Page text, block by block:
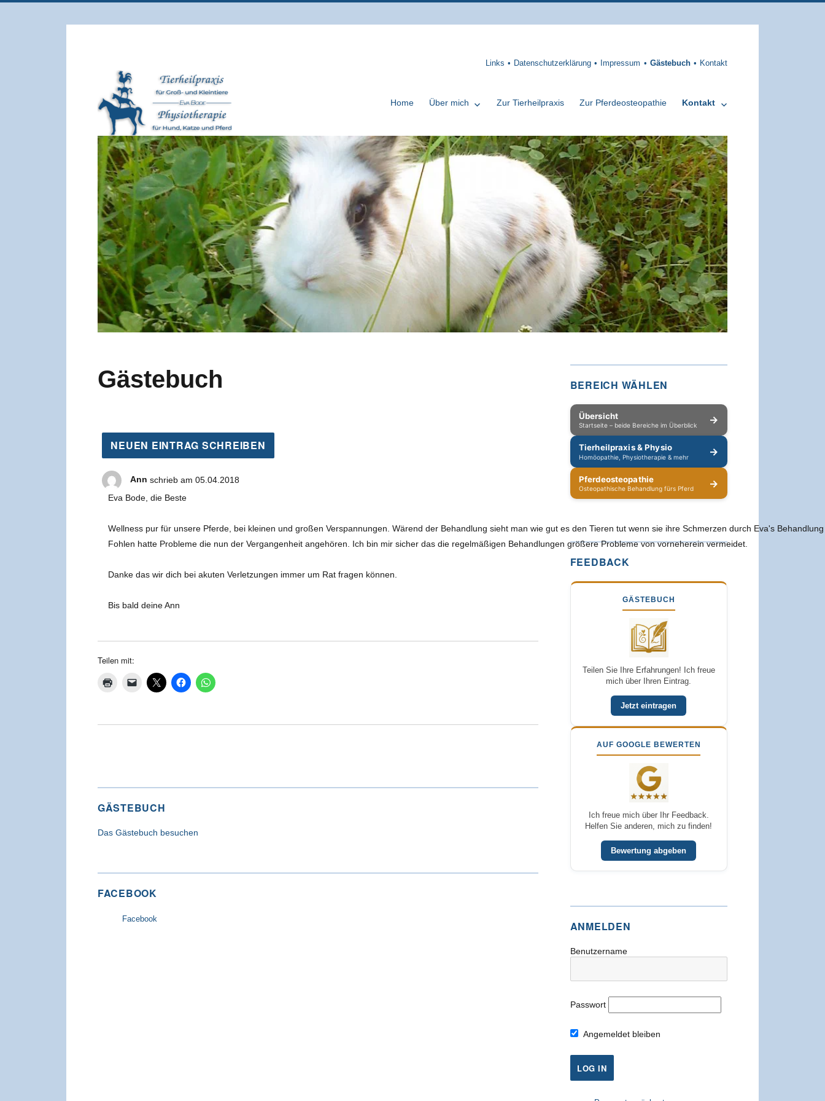
Kontakt
Gästebuch
Impressum
Datenschutzerklärung
Links
Tierheilpraxis
für Groß und Kleintiere
Home Über mich Zur Tierheilpraxis Zur Pferdeosteopathie Kontakt
Gästebuch
Annschrieb am 05.04.2018
Eva Bode, die Beste
Wellness pur für unsere Pferde, bei kleinen und großen Verspannungen. Wärend der Behandlung sieht man wie gut es den Tieren tut wenn sie ihre Schmerzen durch Eva's
Fohlen hatte Probleme die nun der Vergangenheit angehören. Ich bin mir sicher das die regelmäßigen Behandlungen größere Probleme von vorneherein vermeidet.
Danke das wir dich bei akuten Verletzungen immer um Rat fragen können.
Bis bald deine Ann
Teilen mit:
GÄSTEBUCH
Das Gästebuch besuchen
FACEBOOK
Facebook
BEREICH WÄHLEN
Übersicht
Startseite – beide Bereiche im Überblick →
Tierheilpraxis & Physio
Homöopathie, Physiotherapie & mehr →
Pferdeosteopathie
Osteopathische Behandlung fürs Pferd →
FEEDBACK
GÄSTEBUCH
Teilen Sie Ihre Erfahrungen! Ich freue
mich über Ihren Eintrag.
Jetzt eintragen
AUF GOOGLE BEWERTEN
Ich freue mich über Ihr Feedback.
Helfen Sie anderen, mich zu finden!
Bewertung abgeben
ANMELDEN
Benutzername
Passwort
Angemeldet bleiben